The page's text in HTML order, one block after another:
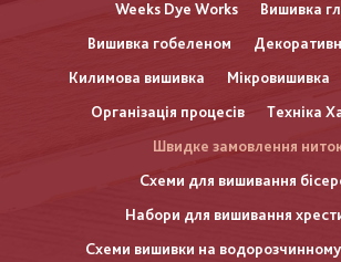
Weeks Dye Works
Вишивка
Вишивка гобеленом
Килимова вишивка
Мікровишивка
Організація процесів
Техніка
Швидке замовлення
Схеми для вишивання
Набори для вишивання
Схеми вишивки на водорозчинному